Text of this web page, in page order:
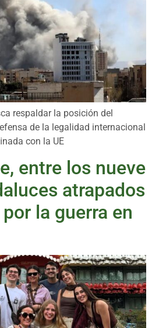
respaldar la posición del
de la legalidad internacional
con la UE
entre los nueve
atrapados
la guerra en